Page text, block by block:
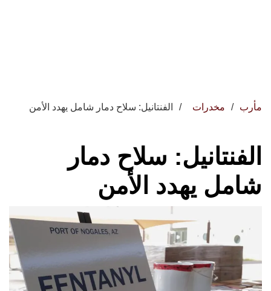
مأرب مخدرات الفنتانيل: سلاح دمار شامل يهدد الأمن
الفنتانيل: سلاح دمار
شامل يهدد الأمن